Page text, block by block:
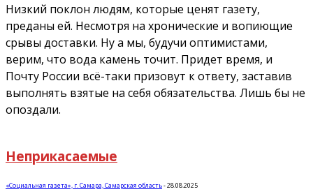
Низкий поклон людям, которые ценят газету,
преданы ей. Несмотря на хронические и вопиющие
срывы доставки. Ну а мы, будучи оптимистами,
верим, что вода камень точит. Придет время, и
Почту России всё-таки призовут к ответу, заставив
выполнять взятые на себя обязательства. Лишь бы не
опоздали.
Неприкасаемые
«Социальная газета», г. Самара, Самарская область-28.08.2025